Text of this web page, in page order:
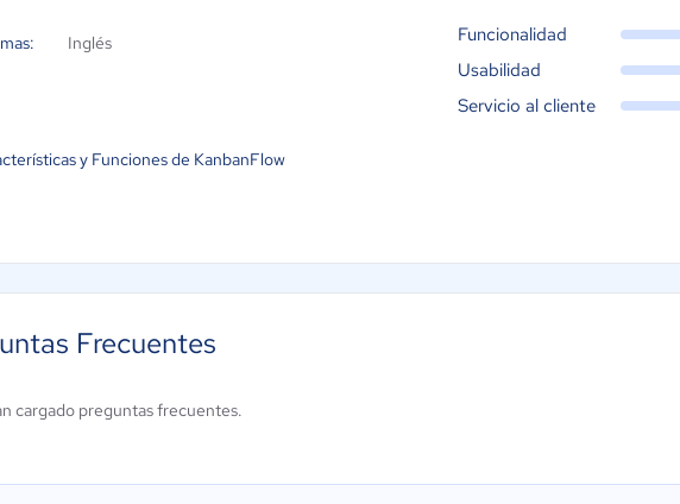
Inglés Funcionalidad
Usabilidad
Servicio al cliente
y Funciones de KanbanFlow
Frecuentes
cargado preguntas frecuentes.